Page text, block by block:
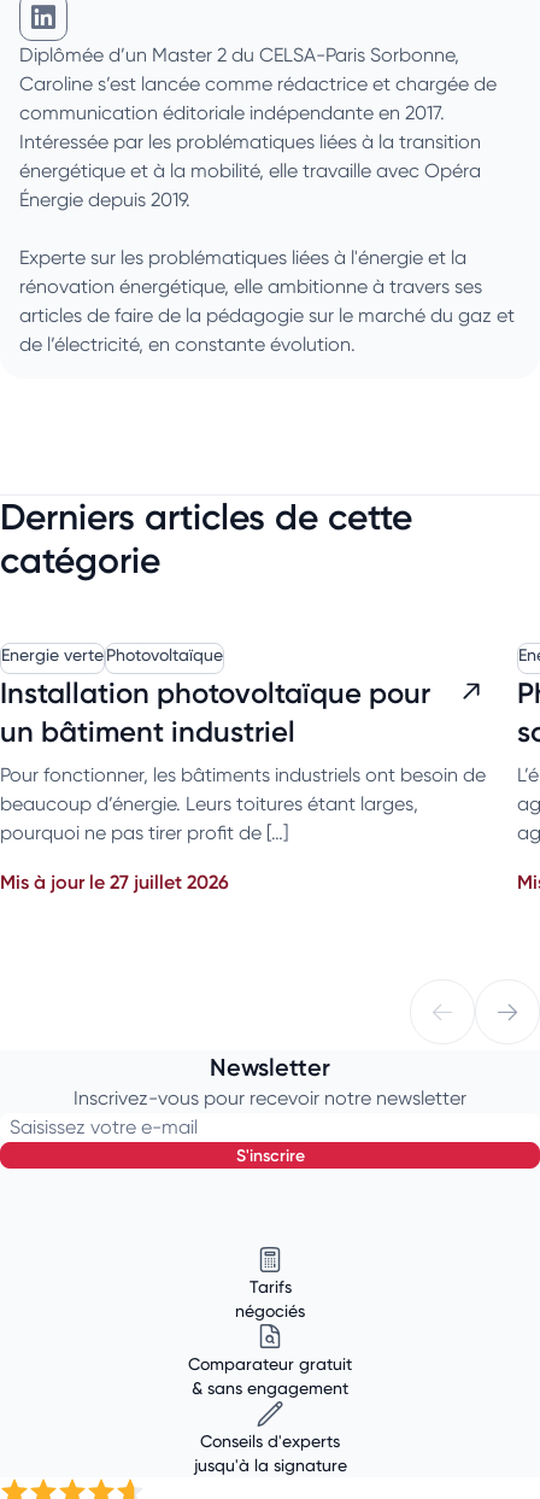
Caroline Dusanter sur Linkedin
Diplômée d’un Master 2 du CELSA-Paris Sorbonne,
Caroline s’est lancée comme rédactrice et chargée de
communication éditoriale indépendante en 2017.
Intéressée par les problématiques liées à la transition
énergétique et à la mobilité, elle travaille avec Opéra
Énergie depuis 2019.
Experte sur les problématiques liées à l'énergie et la
rénovation énergétique, elle ambitionne à travers ses
articles de faire de la pédagogie sur le marché du gaz et
de l’électricité, en constante évolution.
Derniers articles de cette
catégorie
Energie vertePhotovoltaïque
Installation photovoltaïque pour
un bâtiment industriel
Pour fonctionner, les bâtiments industriels ont besoin de
beaucoup d’énergie. Leurs toitures étant larges,
pourquoi ne pas tirer profit de […]
Mis à jour le 27 juillet 2026
Newsletter
Inscrivez-vous pour recevoir notre newsletter
Saisissez votre e-mail
s'inscrire
Tarifs
négociés
Comparateur gratuit
& sans engagement
Conseils d'experts
jusqu'à la signature